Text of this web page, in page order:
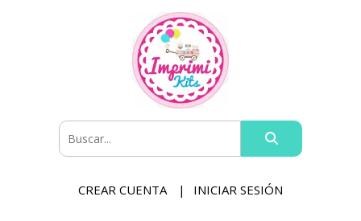
CREAR CUENTA INICIAR SESIÓN